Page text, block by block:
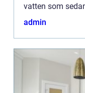
vatten som
Denna teknologi
admin